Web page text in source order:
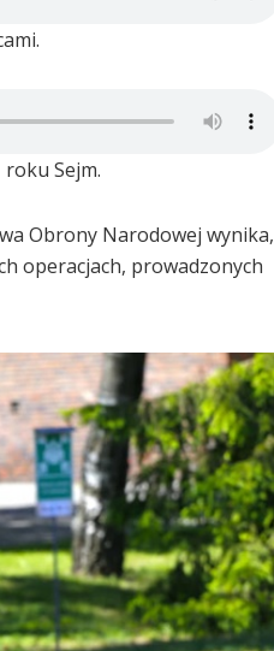
Sejm.
Obrony Narodowej wynika,
operacjach, prowadzonych